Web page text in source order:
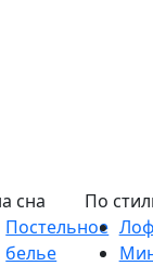
Постельное
белье